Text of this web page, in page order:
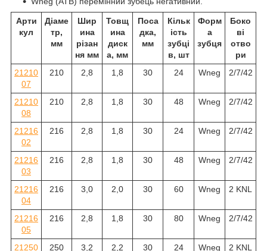
Арти
кул
Діаме
тр,
мм
Шир
ина
різан
ня мм
Товщ
ина
диск
а, мм
Поса
дка,
мм
Кільк
ість
зубці
в, шт
Форм
а
зубця
Боко
ві
отво
ри
21210
07
210 2,8 1,8 30 24 Wneg 2/7/42
21210
08
210 2,8 1,8 30 48 Wneg 2/7/42
21216
02
216 2,8 1,8 30 24 Wneg 2/7/42
21216
03
216 2,8 1,8 30 48 Wneg 2/7/42
21216
04
216 3,0 2,0 30 60 Wneg 2 KNL
21216
05
216 2,8 1,8 30 80 Wneg 2/7/42
21250 250 3,2 2,2 30 24 Wneg 2 KNL